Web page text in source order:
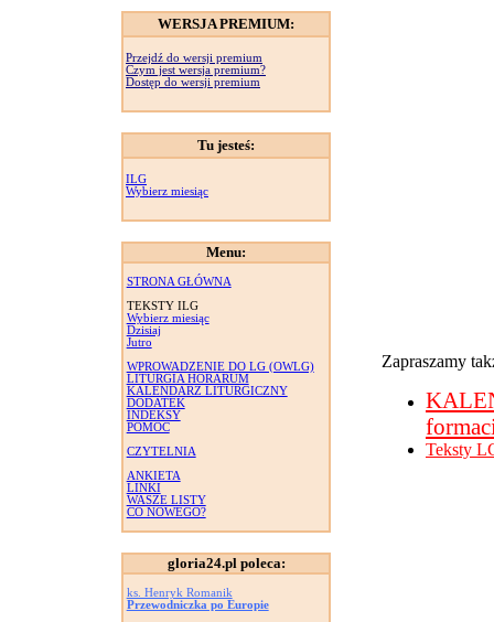
WERSJA PREMIUM:
Przejdź do wersji premium
Czym jest wersja premium?
Dostęp do wersji premium
Tu jesteś:
ILG
Wybierz miesiąc
Menu:
STRONA GŁÓWNA
TEKSTY ILG
Wybierz miesiąc
Dzisiaj
Jutro
WPROWADZENIE DO LG (OWLG)
LITURGIA HORARUM
KALENDARZ LITURGICZNY
DODATEK
INDEKSY
POMOC
CZYTELNIA
ANKIETA
LINKI
WASZE LISTY
CO NOWEGO?
gloria24.pl poleca:
ks. Henryk Romanik
Przewodniczka po Europie
Zapraszamy
Teksty